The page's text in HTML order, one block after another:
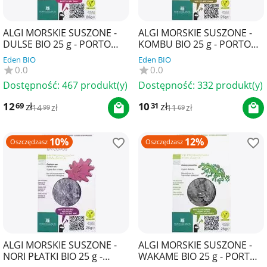
ALGI MORSKIE SUSZONE -
DULSE BIO 25 g - PORTO
MUINOS
Eden BIO
0.0
Dostępność: 467 produkt(y)
1269zł1499zł
ALGI MORSKIE SUSZONE -
KOMBU BIO 25 g - PORTO
MUINOS
Eden BIO
0.0
Dostępność: 332 produkt(y)
1031 zł1169zł
Oszczędzasz 10%
ALGI MORSKIE SUSZONE -
NORI PŁATKI BIO 25 g -
Oszczędzasz 12%
ALGI MORSKIE SUSZONE -
WAKAME BIO 25 g - PORTO